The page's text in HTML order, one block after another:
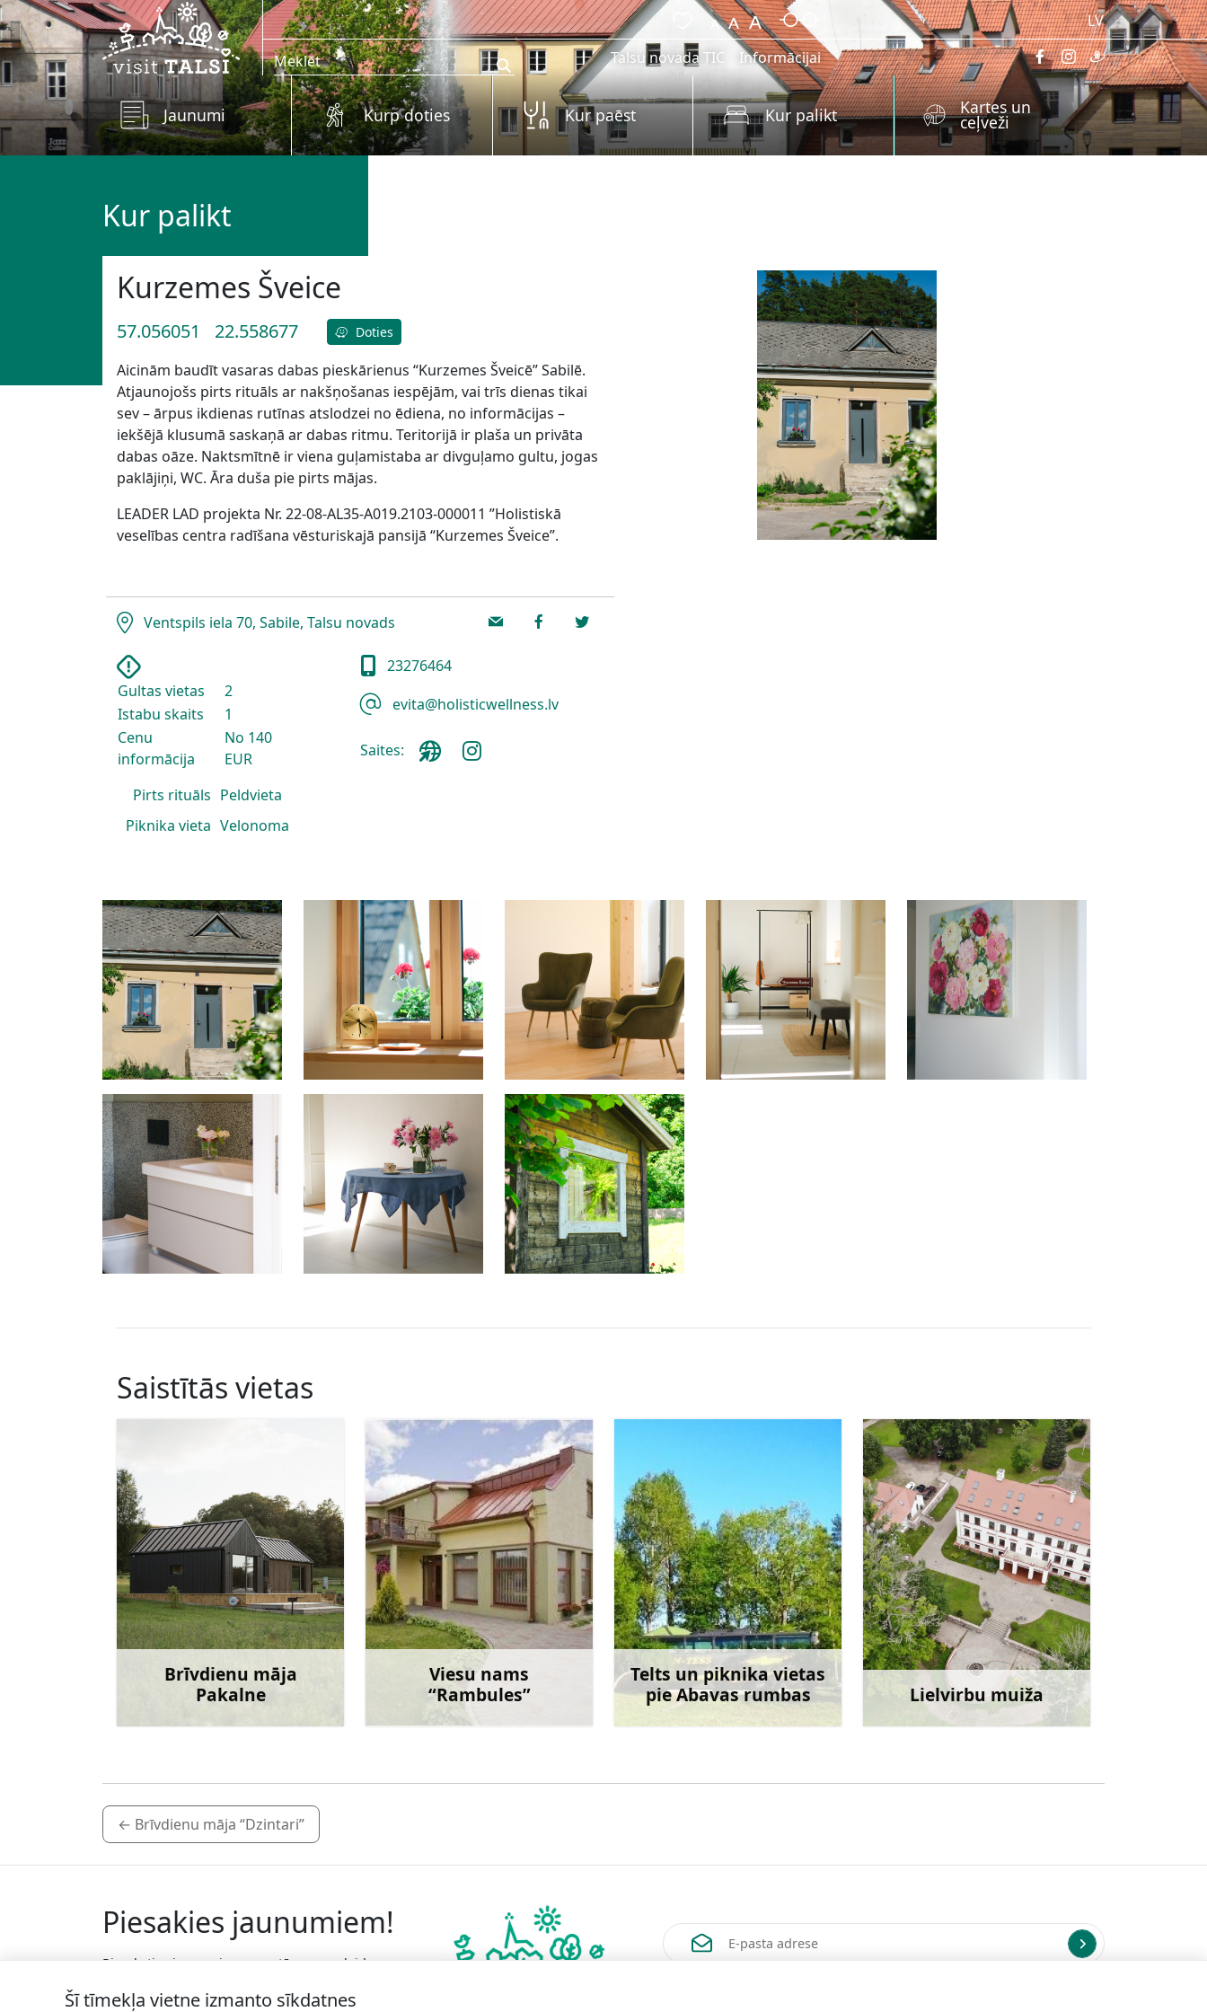
Skip to main content
LV
Talsu novada TIC
Informācijai
Jaunumi Kurp doties Kur paēst Kur palikt Kartes un
ceļveži
Kur palikt
Kurzemes Šveice
57.056051 22.558677 Doties
Aicinām baudīt vasaras dabas pieskārienus “Kurzemes Šveicē” Sabilē.
Atjaunojošs pirts rituāls ar nakšņošanas iespējām, vai trīs dienas tikai
sev – ārpus ikdienas rutīnas atslodzei no ēdiena, no informācijas –
iekšējā klusumā saskaņā ar dabas ritmu. Teritorijā ir plaša un privāta
dabas oāze. Naktsmītnē ir viena guļamistaba ar divguļamo gultu, jogas
paklājiņi, WC. Āra duša pie pirts mājas.
LEADER LAD projekta Nr. 22-08-AL35-A019.2103-000011 ”Holistiskā
veselības centra radīšana vēsturiskajā pansijā “Kurzemes Šveice”.
Ventspils iela 70, Sabile, Talsu novads
Gultas vietas
2
Istabu skaits
1
Cenu
informācija
No 140
EUR
Pirts rituāls Peldvieta
Piknika vieta Velonoma
23276464
evita@holisticwellness.lv
Saites:
Saistītās vietas
Brīvdienu māja
Pakalne
Uzzināt vairāk
Viesu nams
“Rambules”
Uzzināt vairāk
Telts un piknika vietas
pie Abavas rumbas
Uzzināt vairāk
Lielvirbu muiža
Uzzināt vairāk
← Brīvdienu māja “Dzintari”
Piesakies jaunumiem!
Pieraksties jaunumiem e-pastā un nepalaid
Šī tīmekļa vietne izmanto sīkdatnes